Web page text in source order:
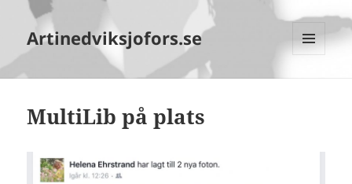
Artinedviksjofors.se
MultiLib på plats